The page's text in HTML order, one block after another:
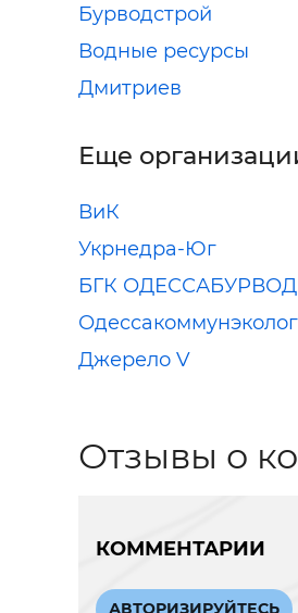
Бурводстрой
Водные ресурсы
Дмитриев
Еще
ВиК
Укрнедра-Юг
БГК ОДЕССАБУРВОД
Джерело V
Отзывы о
КОММЕНТАРИИ
АВТОРИЗИРУЙТЕСЬ